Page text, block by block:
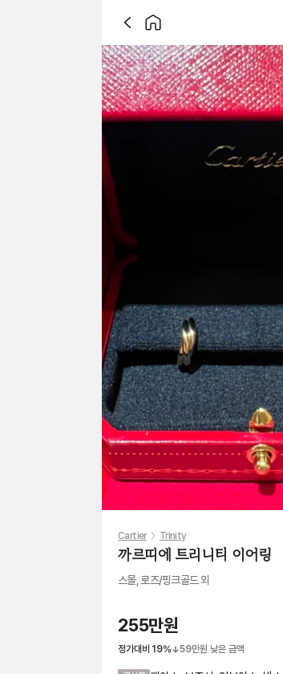
Cartier Trinity
까르띠에 트리니티 이어링
스몰, 로즈/핑크골드 외
255만원
정가대비 19% 59만원 낮은 금액